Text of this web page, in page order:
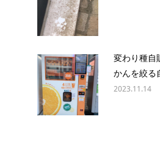
変わり種
かんを絞る
2023.11.14